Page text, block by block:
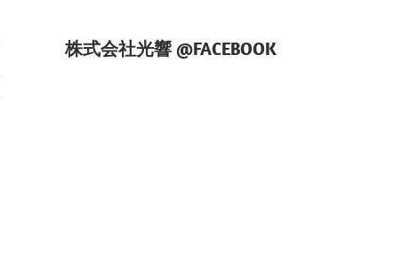
株式会社光響 @FACEBOOK